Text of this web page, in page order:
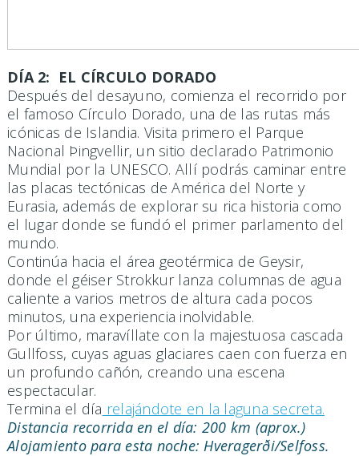
DÍA 2: EL CÍRCULO DORADO
Después del desayuno, comienza el recorrido por
el famoso Círculo Dorado, una de las rutas más
icónicas de Islandia. Visita primero el Parque
Nacional Þingvellir, un sitio declarado Patrimonio
Mundial por la UNESCO. Allí podrás caminar entre
las placas tectónicas de América del Norte y
Eurasia, además de explorar su rica historia como
el lugar donde se fundó el primer parlamento del
mundo.
Continúa hacia el área geotérmica de Geysir,
donde el géiser Strokkur lanza columnas de agua
caliente a varios metros de altura cada pocos
minutos, una experiencia inolvidable.
Por último, maravíllate con la majestuosa cascada
Gullfoss, cuyas aguas glaciares caen con fuerza en
un profundo cañón, creando una escena
espectacular.
Termina el día relajándote en la laguna secreta.
Distancia recorrida en el día: 200 km (aprox.)
Alojamiento para esta noche: Hveragerði/Selfoss.